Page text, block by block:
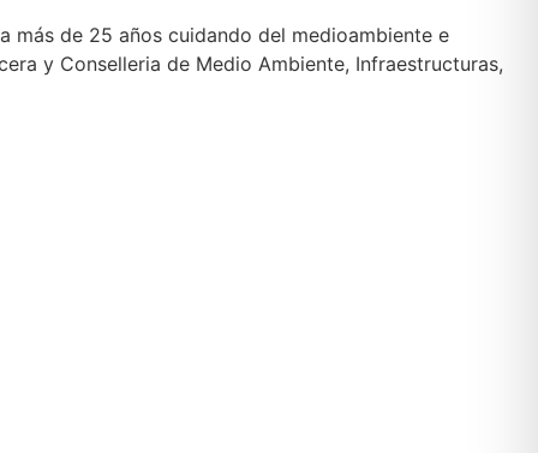
más de 25 años cuidando del medioambiente e
y Conselleria de Medio Ambiente, Infraestructuras,